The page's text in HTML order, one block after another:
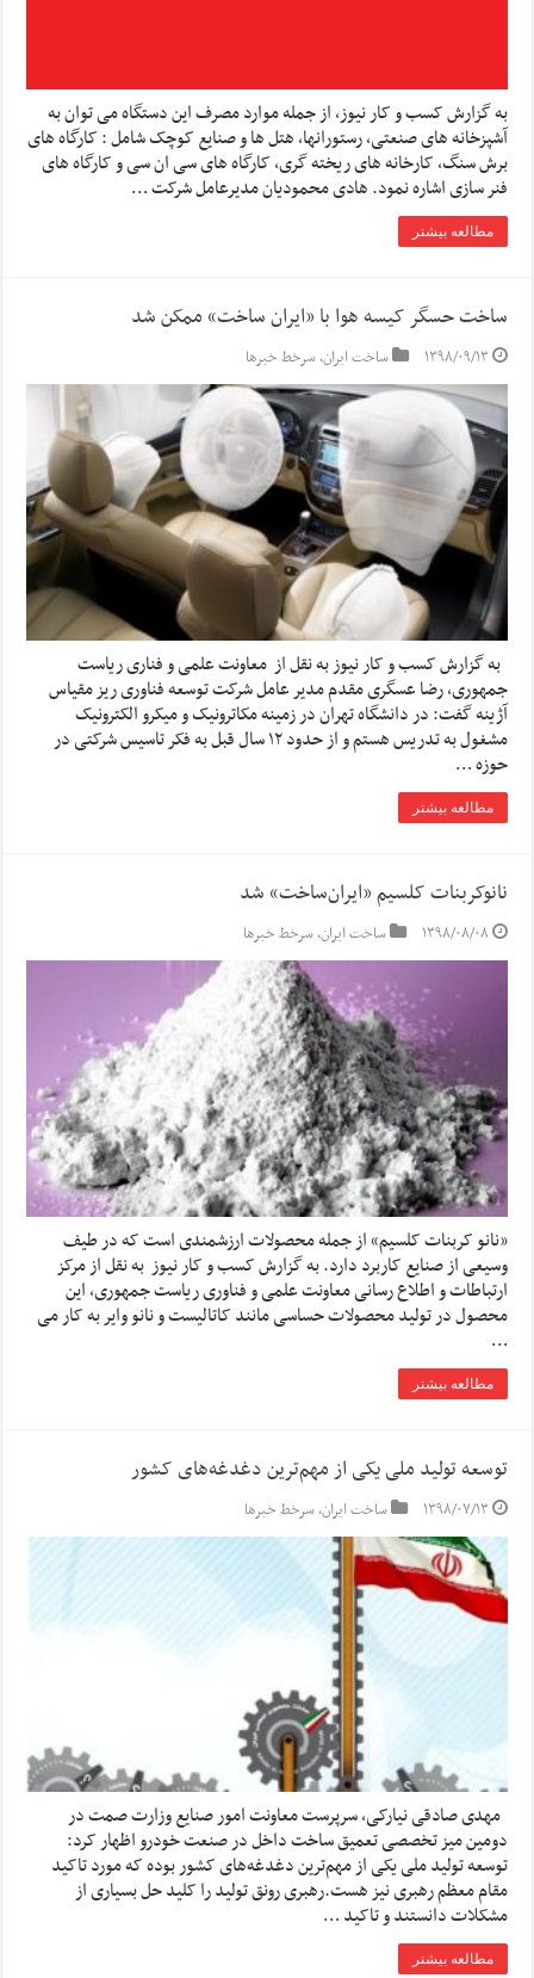
به گزارش کسب و کار نیوز، از جمله موارد مصرف این دستگاه می توان به
آشپزخانه های صنعتی، رستورانها، هتل ها و صنایع کوچک شامل : کارگاه های
برش سنگ، کارخانه های ریخته گری، کارگاه های سی ان سی و کارگاه های
فنر سازی اشاره نمود. هادی محمودیان مدیرعامل شرکت …
مطالعه بیشتر
ساخت حسگر کیسه هوا با «ایران ساخت» ممکن شد
۱۳۹۸/۰۹/۱۳ ساخت ایران,سرخط خبرها
به گزارش کسب و کار نیوز به نقل از معاونت علمی و فناری ریاست
جمهوری، رضا عسگری مقدم مدیر عامل شرکت توسعه فناوری ریز مقیاس
آژینه گفت: در دانشگاه تهران در زمینه مکاترونیک و میکرو الکترونیک
مشغول به تدریس هستم و از حدود ۱۲ سال قبل به فکر تاسیس شرکتی در
حوزه …
مطالعه بیشتر
نانوکربنات کلسیم «ایران‌ساخت» شد
۱۳۹۸/۰۸/۰۸ ساخت ایران,سرخط خبرها
«نانو کربنات کلسیم» از جمله محصولات ارزشمندی است که در طیف
وسیعی از صنایع کاربرد دارد. به گزارش کسب و کار نیوز به نقل از مرکز
ارتباطات و اطلاع رسانی معاونت علمی و فناوری ریاست جمهوری، این
محصول در تولید محصولات حساسی مانند کاتالیست و نانو وایر به کار می
…
مطالعه بیشتر
توسعه تولید ملی یکی از مهم‌ترین دغدغه‌های کشور
۱۳۹۸/۰۷/۱۳ ساخت ایران,سرخط خبرها
مهدی صادقی نیارکی، سرپرست معاونت امور صنایع وزارت صمت در
دومین میز تخصصی تعمیق ساخت داخل در صنعت خودرو اظهار کرد:
توسعه تولید ملی یکی از مهم‌ترین دغدغه‌های کشور بوده که مورد تاکید
مقام معظم رهبری نیز هست.رهبری رونق تولید را کلید حل بسیاری از
مشکلات دانستند و تاکید …
مطالعه بیشتر